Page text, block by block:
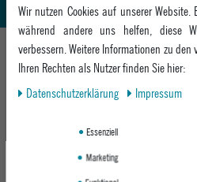
Whatsapp
HILFE UND
Beratung
Zahlung &
INFO &
Montag - Freitag:
We Care -
Wir nutzen Cookies auf unserer
während andere uns helfen, diese
verbessern. Weitere Informationen zu
Ihren Rechten als Nutzer finden Sie hier:
Daten­schutz­erklärung
Impressum
Essenziell
Marketing